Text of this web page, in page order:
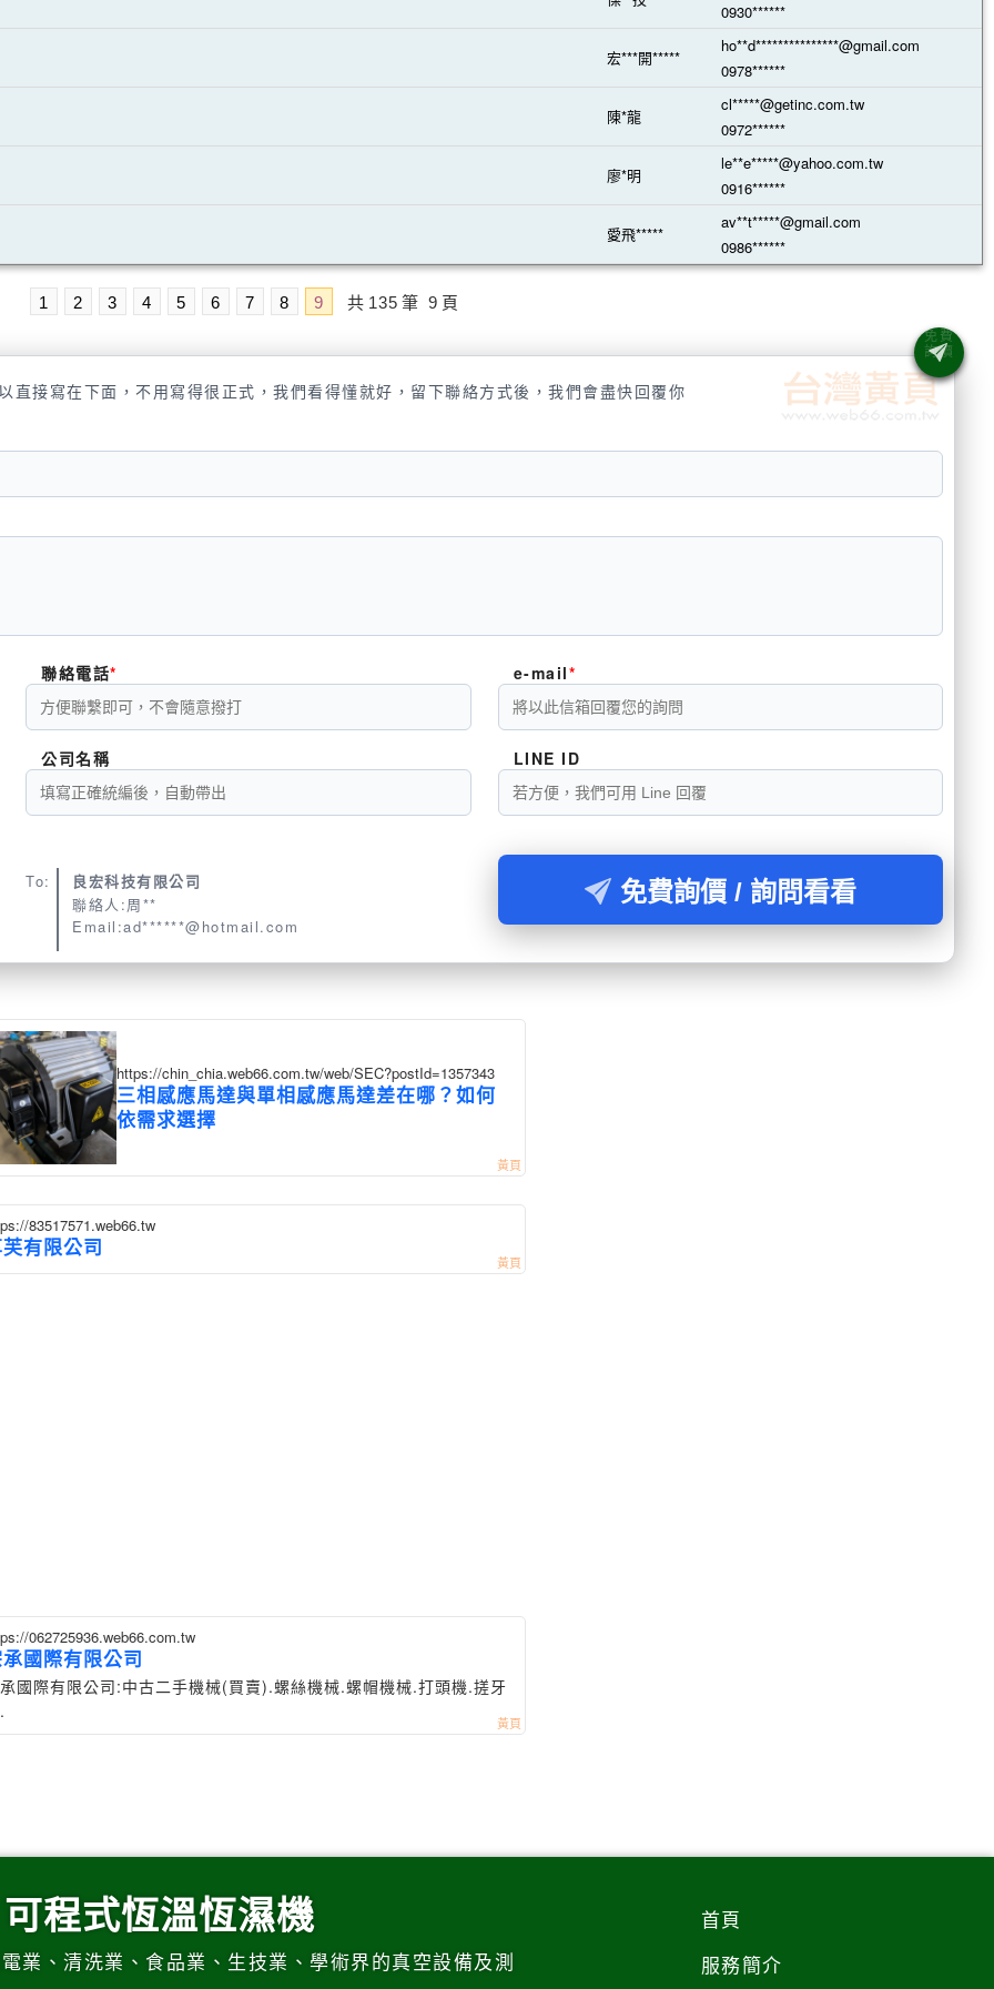
0930******
宏***開*****
ho**d***************@gmail.com
0978******
陳*龍
cl*****@getinc.com.tw
0972******
廖*明
le**e*****@yahoo.com.tw
0916******
愛飛*****
av**t*****@gmail.com
0986******
1 2 3 4 5 6 7 8 9 共 135 筆 9 頁
直接寫在下面，不用寫得很正式，我們看得懂就好，留下聯絡方式後，我們會盡快回覆你
聯絡電話 e-mail
公司名稱 LINE ID
To:
良宏科技有限公司
聯絡人:周**
Email:ad******@hotmail.com
免費詢價 / 詢問看看
https://chin_chia.web66.com.tw/web/SEC?postId=1357343
三相感應馬達與單相感應馬達差在哪？如何
依需求選擇
83517571.web66.tw
有限公司
062725936.web66.com.tw
國際有限公司
國際有限公司:中古二手機械(買賣).螺絲機械.螺帽機械.打頭機.搓牙
程式恆溫恆濕機
業、清洗業、食品業、生技業、學術界的真空設備及測
首頁
服務簡介